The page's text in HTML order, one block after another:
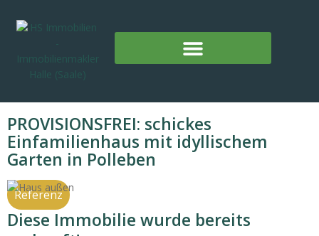
PROVISIONSFREI: schickes
Einfamilienhaus mit idyllischem
Garten in Polleben
Referenz
Diese Immobilie wurde bereits